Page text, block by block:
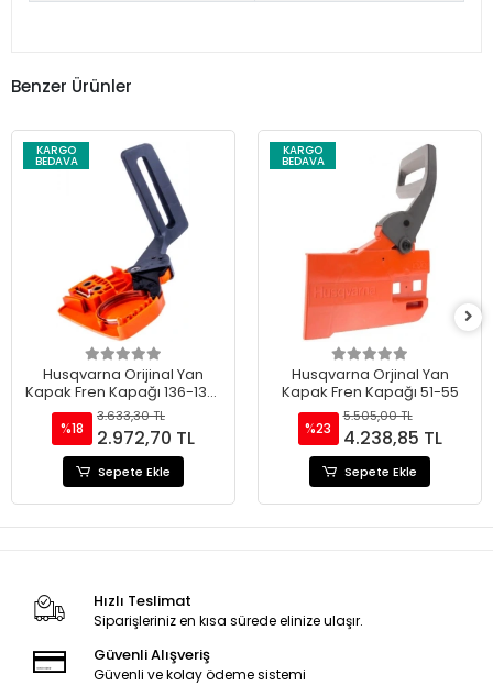
Benzer Ürünler
KARGO
BEDAVA
Husqvarna Orijinal Yan
Kapak Fren Kapağı 136-137-
141-142
%18
3.633,30 TL
2.972,70 TL
Sepete Ekle
KARGO
BEDAVA
Husqvarna Orjinal Yan
Kapak Fren Kapağı 51-55
%23
5.505,00 TL
4.238,85 TL
Sepete Ekle
Hızlı Teslimat
Siparişleriniz en kısa sürede elinize ulaşır.
Güvenli Alışveriş
Güvenli ve kolay ödeme sistemi